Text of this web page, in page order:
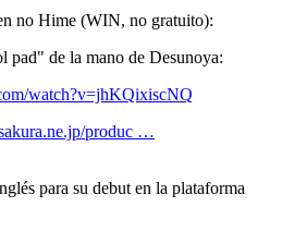
no Hime (WIN, no gratuito):
pad" de la mano de Desunoya:
watch?v=jhKQixiscNQ
produc …
para su debut en la plataforma